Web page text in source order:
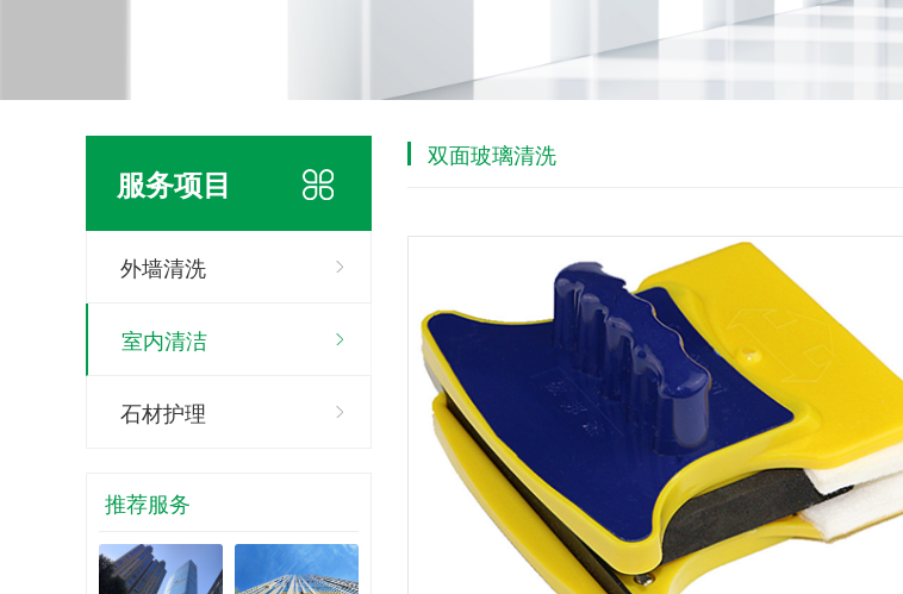
服务项目
外墙清洗
室内清洁
石材护理
推荐服务
双面玻璃清洗